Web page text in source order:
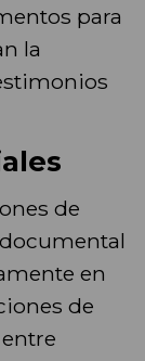
para
la
de
en
de